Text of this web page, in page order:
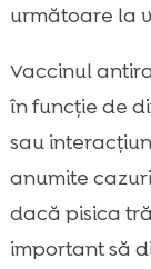
următoare la
Vaccinul
în funcție de
sau
anumite
dacă pisica
important să